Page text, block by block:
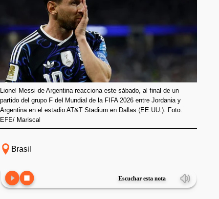
Lionel Messi de Argentina reacciona este sábado, al final de un
partido del grupo F del Mundial de la FIFA 2026 entre Jordania y
Argentina en el estadio AT&T Stadium en Dallas (EE.UU.). Foto:
EFE/ Mariscal
Brasil
Escuchar esta nota